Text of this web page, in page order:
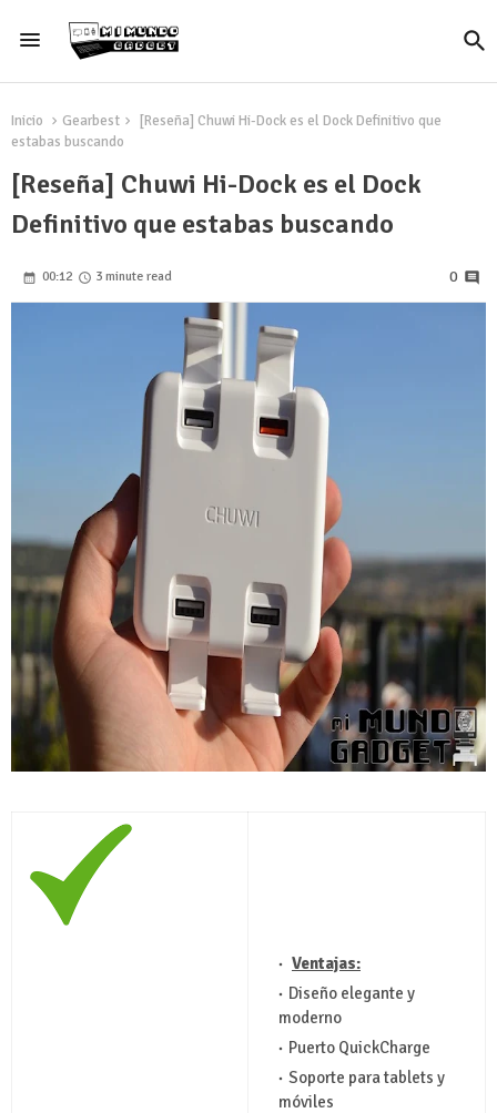
Inicio Gearbest
[Reseña] Chuwi Hi-Dock es el Dock Definitivo que
estabas buscando
[Reseña] Chuwi Hi-Dock es el Dock
Definitivo que estabas buscando
00:12 3 minute read 0
Ventajas:
Diseño elegante y
moderno
Puerto QuickCharge
Soporte para tablets y
móviles